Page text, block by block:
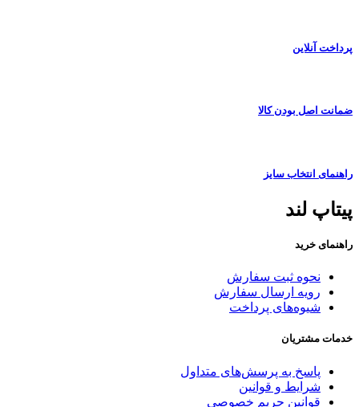
پرداخت آنلاین
ضمانت اصل بودن کالا
راهنمای انتخاب سایز
پیتاپ لند
راهنمای خرید
نحوه ثبت سفارش
رویه ارسال سفارش
شیوه‌های پرداخت
خدمات مشتریان
پاسخ به پرسش‌های متداول
شرایط و قوانین
قوانین حریم خصوصی